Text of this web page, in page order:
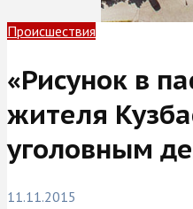
Происшествия
«Рисунок в
жителя
уголовным
11.11.2015